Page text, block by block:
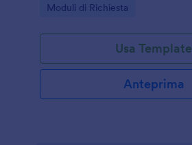
Jotform.
Go to Category:
Moduli di Richiesta
Usa Template
Anteprima